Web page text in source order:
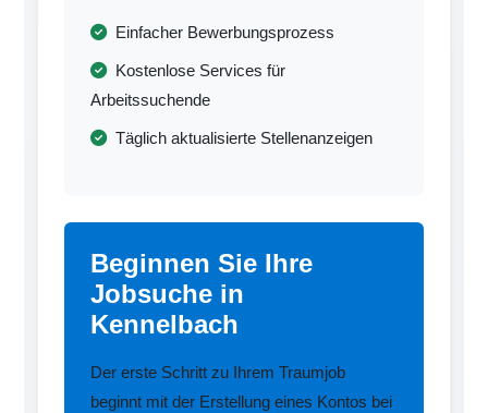
Einfacher Bewerbungsprozess
Kostenlose Services für
Arbeitssuchende
Täglich aktualisierte Stellenanzeigen
Beginnen Sie Ihre
Jobsuche in
Kennelbach
Der erste Schritt zu Ihrem Traumjob
beginnt mit der Erstellung eines Kontos bei